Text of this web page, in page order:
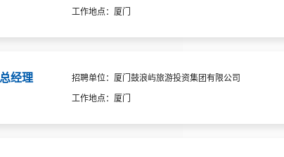
工作地点： 厦门
经理 招聘单位： 厦门鼓浪屿旅游投资集团有限公司
工作地点： 厦门